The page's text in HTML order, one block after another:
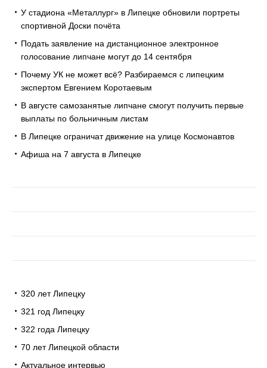
У стадиона «Металлург» в Липецке обновили портреты
спортивной Доски почёта
Подать заявление на дистанционное электронное
голосование липчане могут до 14 сентября
Почему УК не может всё? Разбираемся с липецким
экспертом Евгением Коротаевым
В августе самозанятые липчане смогут получить первые
выплаты по больничным листам
В Липецке ограничат движение на улице Космонавтов
Афиша на 7 августа в Липецке
320 лет Липецку
321 год Липецку
322 года Липецку
70 лет Липецкой области
Актуальное интервью